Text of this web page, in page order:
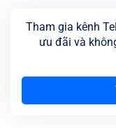
Tham gia kênh
ưu đãi và